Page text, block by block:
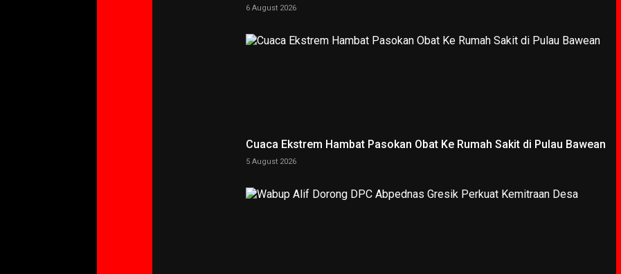
6 August 2026
Cuaca Ekstrem Hambat Pasokan Obat Ke Rumah Sakit di Pulau Bawean
5 August 2026